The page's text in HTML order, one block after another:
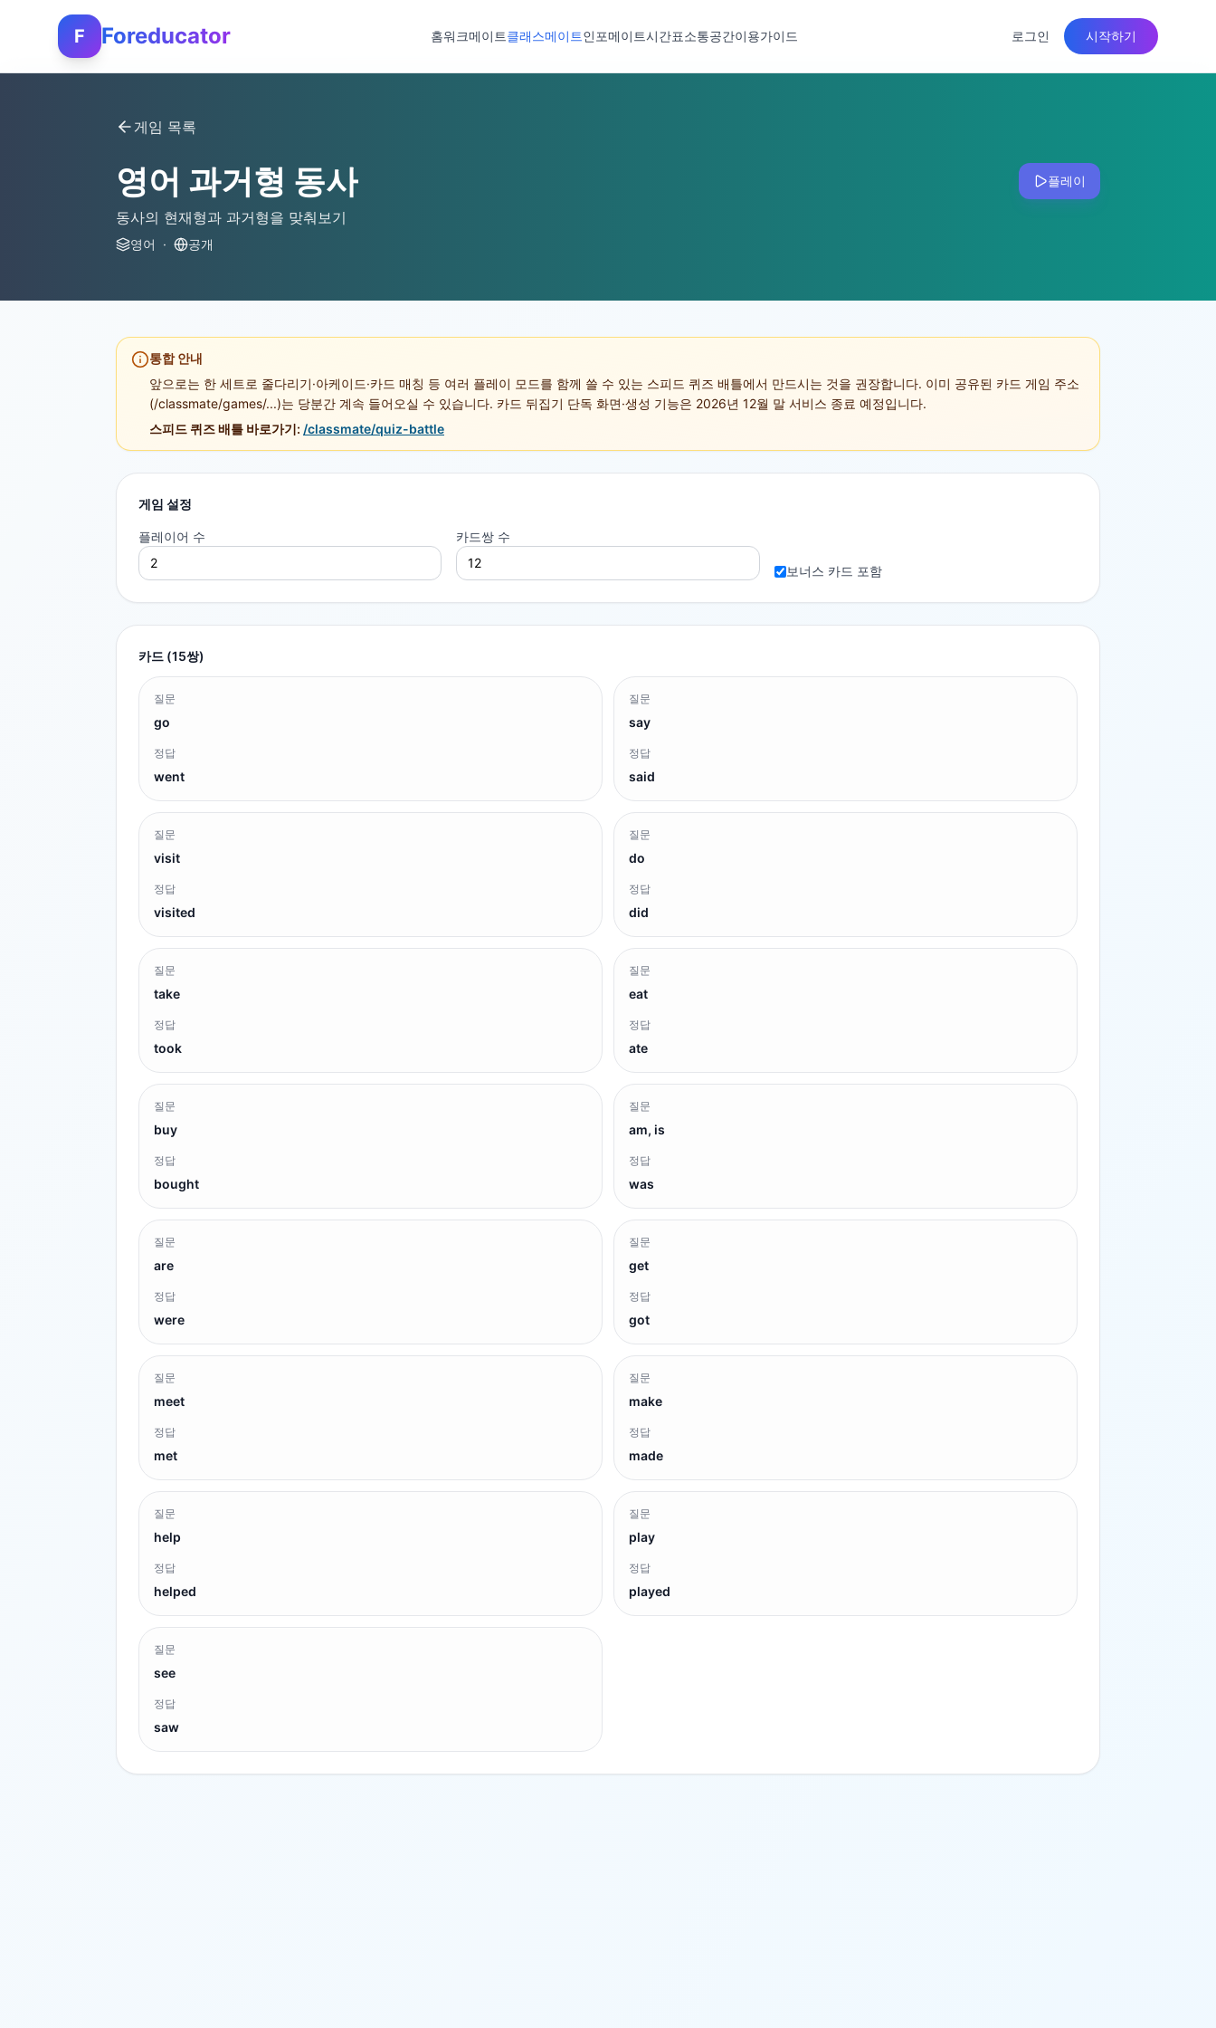
F Foreducator 홈워크메이트클래스메이트인포메이트시간표소통공간이용가이드 로그인 시작하기
게임 목록
영어 과거형 동사
동사의 현재형과 과거형을 맞춰보기
영어 · 공개
플레이
통합 안내
앞으로는 한 세트로 줄다리기·아케이드·카드 매칭 등 여러 플레이 모드를 함께 쓸 수 있는 스피드 퀴즈 배틀에서 만드시는 것을 권장합니다. 이미 공유된 카드 게임 주소
(/classmate/games/...)는 당분간 계속 들어오실 수 있습니다. 카드 뒤집기 단독 화면·생성 기능은 2026년 12월 말 서비스 종료 예정입니다.
스피드 퀴즈 배틀 바로가기: /classmate/quiz-battle
게임 설정
플레이어 수 카드쌍 수
보너스 카드 포함
카드 (15쌍)
질문
go
정답
went
질문
say
정답
said
질문
visit
정답
visited
질문
do
정답
did
질문
take
정답
took
질문
eat
정답
ate
질문
buy
정답
bought
질문
am, is
정답
was
질문
are
정답
were
질문
get
정답
got
질문
meet
정답
met
질문
make
정답
made
질문
help
정답
helped
질문
play
정답
played
질문
see
정답
saw